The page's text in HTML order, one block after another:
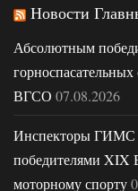
Новости
Абсолютным
ВГСО 07.08.2026
Инспекторы ГИМС
победителями XIX
моторному спорту